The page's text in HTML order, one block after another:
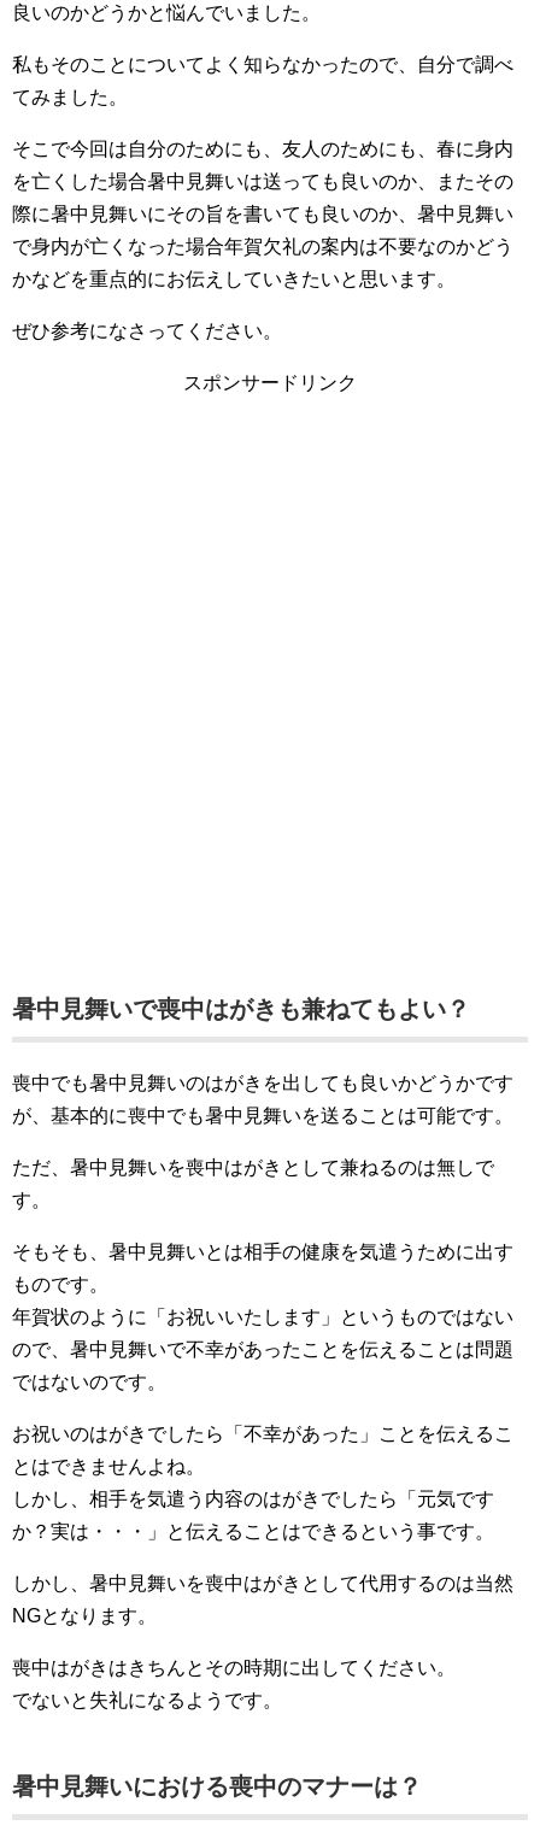
良いのかどうかと悩んでいました。
私もそのことについてよく知らなかったので、自分で調べ
てみました。
そこで今回は自分のためにも、友人のためにも、春に身内
を亡くした場合暑中見舞いは送っても良いのか、またその
際に暑中見舞いにその旨を書いても良いのか、暑中見舞い
で身内が亡くなった場合年賀欠礼の案内は不要なのかどう
かなどを重点的にお伝えしていきたいと思います。
ぜひ参考になさってください。
スポンサードリンク
暑中見舞いで喪中はがきも兼ねてもよい？
喪中でも暑中見舞いのはがきを出しても良いかどうかです
が、基本的に喪中でも暑中見舞いを送ることは可能です。
ただ、暑中見舞いを喪中はがきとして兼ねるのは無しで
す。
そもそも、暑中見舞いとは相手の健康を気遣うために出す
ものです。
年賀状のように「お祝いいたします」というものではない
ので、暑中見舞いで不幸があったことを伝えることは問題
ではないのです。
お祝いのはがきでしたら「不幸があった」ことを伝えるこ
とはできませんよね。
しかし、相手を気遣う内容のはがきでしたら「元気です
か？実は・・・」と伝えることはできるという事です。
しかし、暑中見舞いを喪中はがきとして代用するのは当然
NGとなります。
喪中はがきはきちんとその時期に出してください。
でないと失礼になるようです。
暑中見舞いにおける喪中のマナーは？